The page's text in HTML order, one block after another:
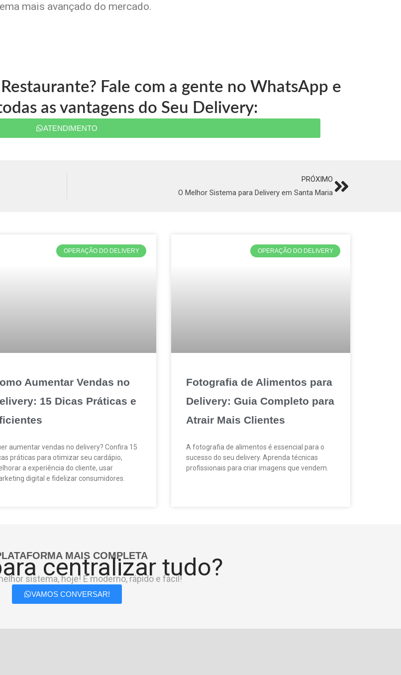
mais avançado do mercado.
Fale com a gente no WhatsApp e
as vantagens do Seu Delivery:
ATENDIMENTO
PRÓXIMO
O Melhor Sistema para Delivery em Santa Maria Next
OPERAÇÃO DO DELIVERY
Aumentar Vendas no
15 Dicas Práticas e
aumentar vendas no delivery? Confira 15
práticas para otimizar seu cardápio,
a experiência do cliente, usar
digital e fidelizar consumidores.
OPERAÇÃO DO DELIVERY
Fotografia de Alimentos para
Delivery: Guia Completo para
Atrair Mais Clientes
A fotografia de alimentos é essencial para o
sucesso do seu delivery. Aprenda técnicas
profissionais para criar imagens que vendem.
MAIS COMPLETA
centralizar tudo?
sistema, hoje! É moderno, rápido e fácil!
VAMOS CONVERSAR!